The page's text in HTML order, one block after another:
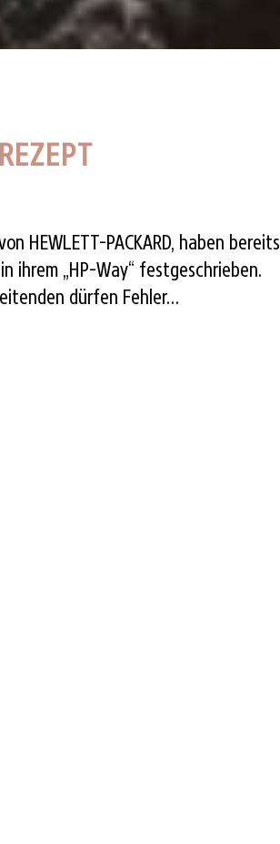
HEWLETT-PACKARD, haben bereits
ihrem „HP-Way“ festgeschrieben.
dürfen Fehler…